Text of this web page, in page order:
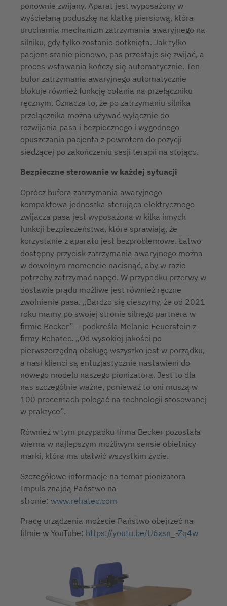
ponownie zwijany. Aparat jest wyposażony w
wyściełaną poduszkę na klatkę piersiową, która
uruchamia mechanizm zatrzymania awaryjnego na
silniku, gdy tylko zostanie dotknięta. Jak tylko
pacjent stanie pionowo, pas przestaje się zwijać, a
proces wstawania kończy się automatycznie. Ten
bufor zatrzymania awaryjnego automatycznie
blokuje również funkcję cofania na przełączniku
ręcznym. Oznacza to, że po zatrzymaniu silnika
przełącznika można używać wyłącznie do
rozwijania pasa i bezpiecznego i wygodnego
opuszczania pacjenta z powrotem do pozycji
siedzącej po zakończeniu sesji terapii na stojąco.
Bezpieczne sterowanie w każdej sytuacji
Oprócz bufora zatrzymania awaryjnego
kompaktowa jednostka sterująca elektrycznego
zwijacza pasa jest wyposażona w kilka innych
funkcji bezpieczeństwa, które sprawiają, że
korzystanie z aparatu jest bezproblemowe. Łatwo
dostępny przycisk zatrzymania awaryjnego można
w dowolnym momencie nacisnąć, aby w razie
potrzeby zatrzymać napęd. W przypadku przerwy w
dostawie prądu możliwe jest również ręczne
zwolnienie pasa. „Bardzo się cieszymy, że od 2021
roku mamy po swojej stronie silnego partnera w
firmie Becker” – podkreśla Melanie Feuerstein z
firmy Rehatec. „Od wysokiej jakości po
pierwszorzędną obsługę wszystko jest w porządku,
a nasi klienci są entuzjastycznie nastawieni do
nowego modelu naszego pionizatora. Jest to dla
nas szczególnie ważne, ponieważ to oni muszą w
100 procentach polegać na technologii stosowanej
w praktyce”.
Również w tym przypadku firma Becker pozostała
wierna w najlepszym możliwym sensie obietnicy
marki, która ma ułatwić wszystkim życie.
Szczegółowe informacje na temat pionizatora
Impuls znajdą Państwo na
stronie: www.rehatec.com
Pracę urządzenia możecie Państwo obejrzeć na
filmie w YouTube: https://youtu.be/U6xsn_-Zq4w